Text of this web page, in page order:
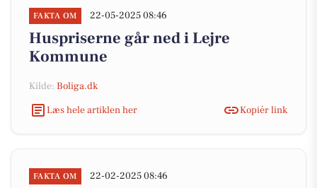
FAKTA OM 22-05-2025 08:46
Huspriserne går ned i Lejre
Kommune
Kilde: Boliga.dk
Læs hele artiklen her
Kopiér link
FAKTA OM 22-02-2025 08:46